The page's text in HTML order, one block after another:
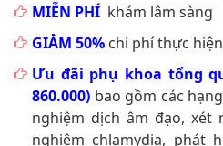
MIỄN PHÍ khám lâm sàng
GIẢM 50% chi phí thực
Ưu đãi phụ khoa tổng
860.000) bao gồm các
nghiệm dịch âm đạo, xét
nghiệm chlamydia, phát